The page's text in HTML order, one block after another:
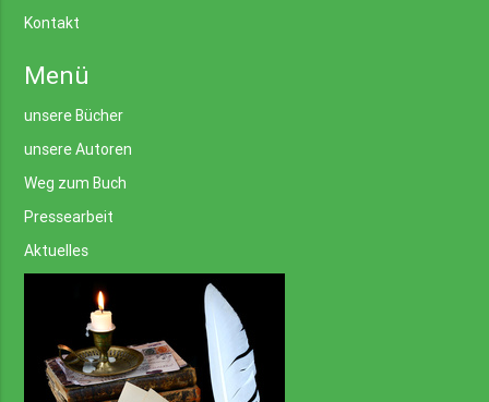
Kontakt
Menü
unsere Bücher
unsere Autoren
Weg zum Buch
Pressearbeit
Aktuelles